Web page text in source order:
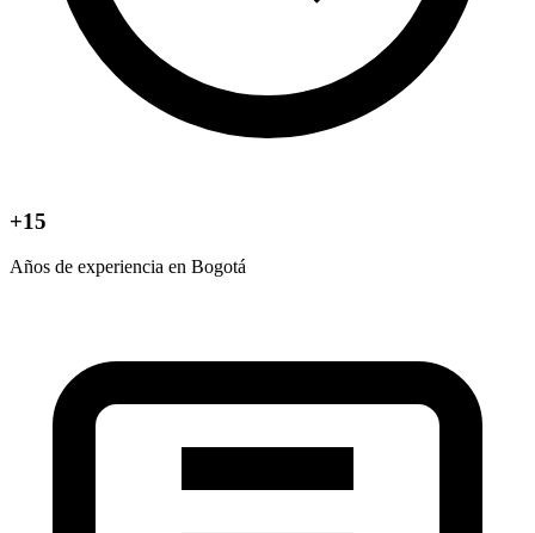
+15
Años de experiencia en Bogotá